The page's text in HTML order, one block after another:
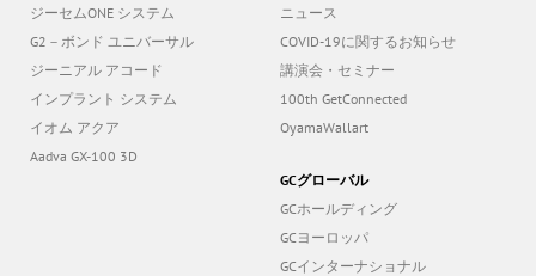
ジーセムONE システム
G2－ボンド ユニバーサル
ジーニアル アコード
インプラント システム
イオム アクア
Aadva GX-100 3D
ニュース
COVID-19に関するお知らせ
講演会・セミナー
100th GetConnected
OyamaWallart
GCグローバル
GCホールディング
GCヨーロッパ
GCインターナショナル